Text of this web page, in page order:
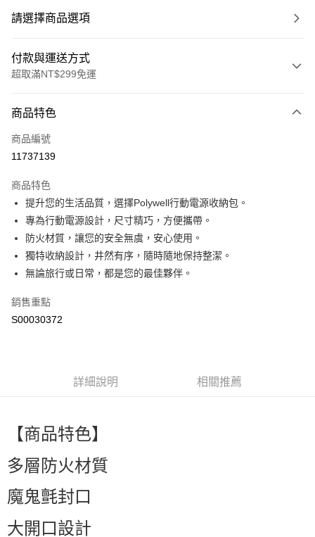
請選擇商品選項
付款與運送方式
超取滿NT$299免運
信用卡一次付款
超商取貨付款
Apple Pay
街口支付
全盈+PAY
ATM付款
付款後全家取貨
萊爾富取貨付款
每筆NT$60，滿NT$599(含以上)免運費
付款後萊爾富取貨
每筆NT$60，滿NT$599(含以上)免運費
每筆NT$60，滿NT$599(含以上)免運費
商品特色
商品編號
11737139
商品特色
提升您的生活品質，選擇Polywell行動電源收納包。
專為行動電源設計，尺寸精巧，方便攜帶。
防火材質，讓您的安全無虞，安心使用。
獨特收納設計，井然有序，隨時隨地保持整潔。
無論旅行或日常，都是您的最佳夥伴。
銷售重點
S00030372
詳細說明 相關推薦
【商品特色】
多層防火材質
魔鬼氈封口
大開口設計